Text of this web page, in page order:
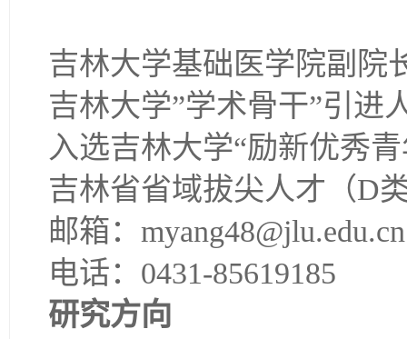
吉林大学基础医学院副院
吉林大学”学术骨干”引进
入选吉林大学“励新优秀
吉林省省域拔尖人才（D
邮箱：myang48@jlu.edu.cn
电话： 0431-85619185
研究方向